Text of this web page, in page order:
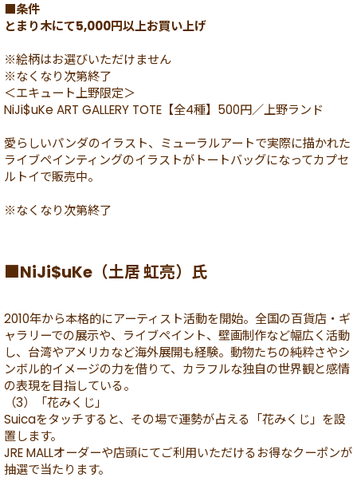
■条件
とまり木にて5,000円以上お買い上げ
※絵柄はお選びいただけません
※なくなり次第終了
＜エキュート上野限定＞
NiJi$uKe ART GALLERY TOTE【全4種】500円／上野ランド
愛らしいパンダのイラスト、ミューラルアートで実際に描かれた
ライブペインティングのイラストがトートバッグになってカプセ
ルトイで販売中。
※なくなり次第終了
■NiJi$uKe（土居 虹亮）氏
2010年から本格的にアーティスト活動を開始。全国の百貨店・ギ
ャラリーでの展示や、ライブペイント、壁画制作など幅広く活動
し、台湾やアメリカなど海外展開も経験。動物たちの純粋さやシ
ンボル的イメージの力を借りて、カラフルな独自の世界観と感情
の表現を目指している。
（3）「花みくじ」
Suicaをタッチすると、その場で運勢が占える「花みくじ」を設
置します。
JRE MALLオーダーや店頭にてご利用いただけるお得なクーポンが
抽選で当たります。